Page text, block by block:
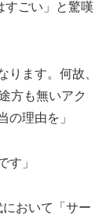
すごい」と驚嘆
ります。何故、
方も無いアク
の理由を」
す」
において「サー